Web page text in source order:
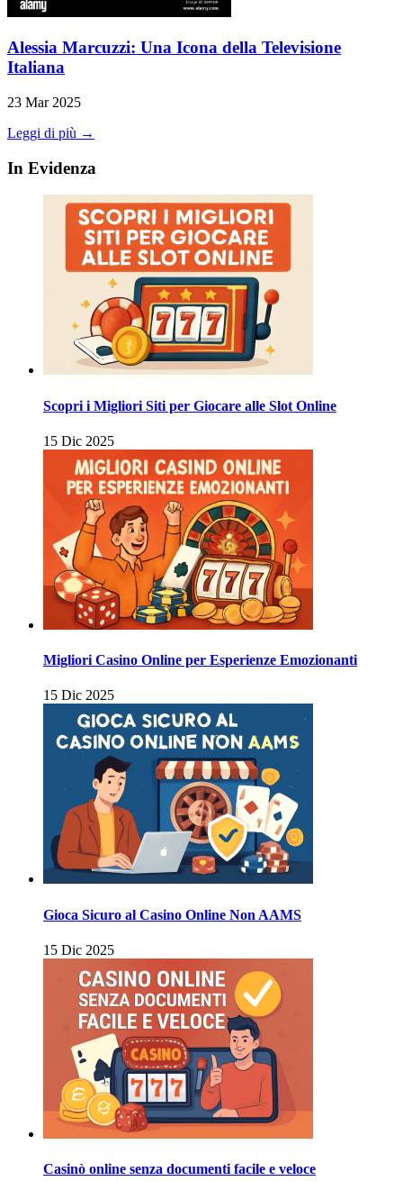
Alessia Marcuzzi: Una Icona della Televisione
Italiana
23 Mar 2025
Leggi di più →
In Evidenza
Scopri i Migliori Siti per Giocare alle Slot Online
15 Dic 2025
Migliori Casino Online per Esperienze Emozionanti
15 Dic 2025
Gioca Sicuro al Casino Online Non AAMS
15 Dic 2025
Casinò online senza documenti facile e veloce